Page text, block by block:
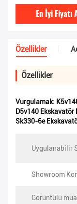
En İyi Fiyatı
Özellikler
Özellikler
Vurgulamak:
D5v140 Ekskavatör
Sk330-6e
Uygulanabilir
Showroom
Görüntülü